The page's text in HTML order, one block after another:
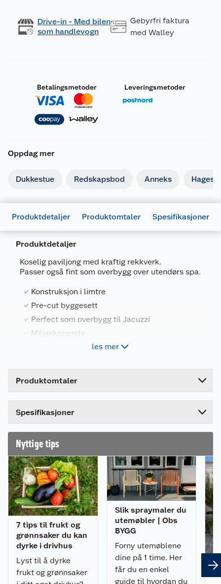
Drive-in - Med bilen
som handlevogn
Gebyrfri faktura
med Walley
Betalingsmetoder Leveringsmetoder
Oppdag mer
Dukkestue Redskapsbod Anneks
Produktdetaljer Produktomtaler Spesifikasjoner
Produktdetaljer
Koselig paviljong med kraftig rekkverk.
Passer også fint som overbygg over utendørs spa.
Konstruksjon i limtre
Pre-cut byggesett
Perfect som overbygg til Jacuzzi
Miljøskapende
og uten taktekke.
Takbord 19 mm
Gulvsett kjøpes separat!
Egenskaper
Koselig paviljong med kraftig rekkverk.
Lag din koselig lille overbygde uteplass.
Passer også fint som overbygg over utendørs
spa.
Leveres som byggesett med kraftig pre-
fabrikkert reisverk i limtre inkludert alt av
les mer
Produktomtaler
Dette produktet har ikke fått noen omtale ennå.
en omtale.
Spesifikasjoner
Generelt
Artikkelnummer
Leverandørens artikkelnummer
Farge
UBEHANDLET
Lengde
Nyttige tips
7 tips til frukt og
grønnsaker du kan
dyrke i drivhus
Lyst til å dyrke
frukt og grønnsaker
Slik spraymaler du
utemøbler | Obs
BYGG
Forny utemøblene
dine på 1 time. Her
får du en enkel
guide til hvordan du